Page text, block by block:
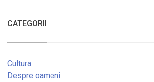
CATEGORII
Cultura
Despre oameni